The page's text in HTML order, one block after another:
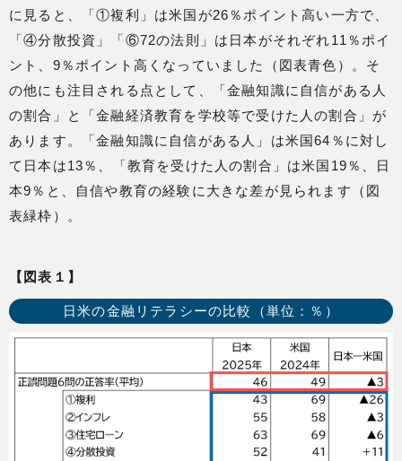
に見ると、「①複利」は米国が26％ポイント高い一方で、
「④分散投資」「⑥72の法則」は日本がそれぞれ11％ポイ
ント、9％ポイント高くなっていました（図表青色）。そ
の他にも注目される点として、「金融知識に自信がある人
の割合」と「金融経済教育を学校等で受けた人の割合」が
あります。「金融知識に自信がある人」は米国64％に対し
て日本は13％、「教育を受けた人の割合」は米国19％、日
本9％と、自信や教育の経験に大きな差が見られます（図
表緑枠）。
【図表１】
日米の金融リテラシーの比較（単位：％）